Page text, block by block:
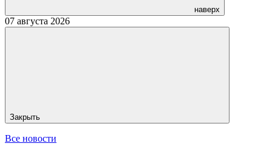
наверх
07 августа 2026
Закрыть
Все новости